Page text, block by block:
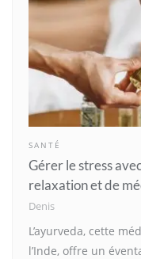
SANTÉ
Gérer le stress
relaxation et de
Denis
L’ayurveda, cette
l’Inde, offre un